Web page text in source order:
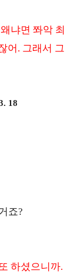
왜냐면 쫘악 최
어. 그래서 그
18
죠?
하셨으니까.